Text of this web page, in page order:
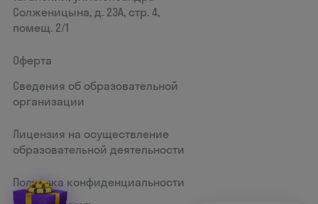
Солженицына, д. 23А, стр. 4,
помещ. 2/1
Оферта
Сведения об образовательной
организации
Лицензия на осуществление
образовательной деятельности
Политика конфиденциальности